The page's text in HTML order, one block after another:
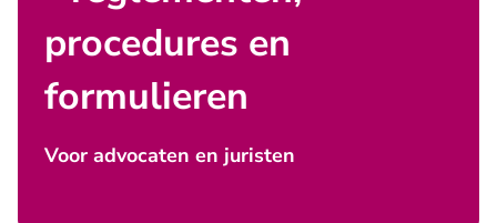
procedures en
formulieren
Voor advocaten en juristen